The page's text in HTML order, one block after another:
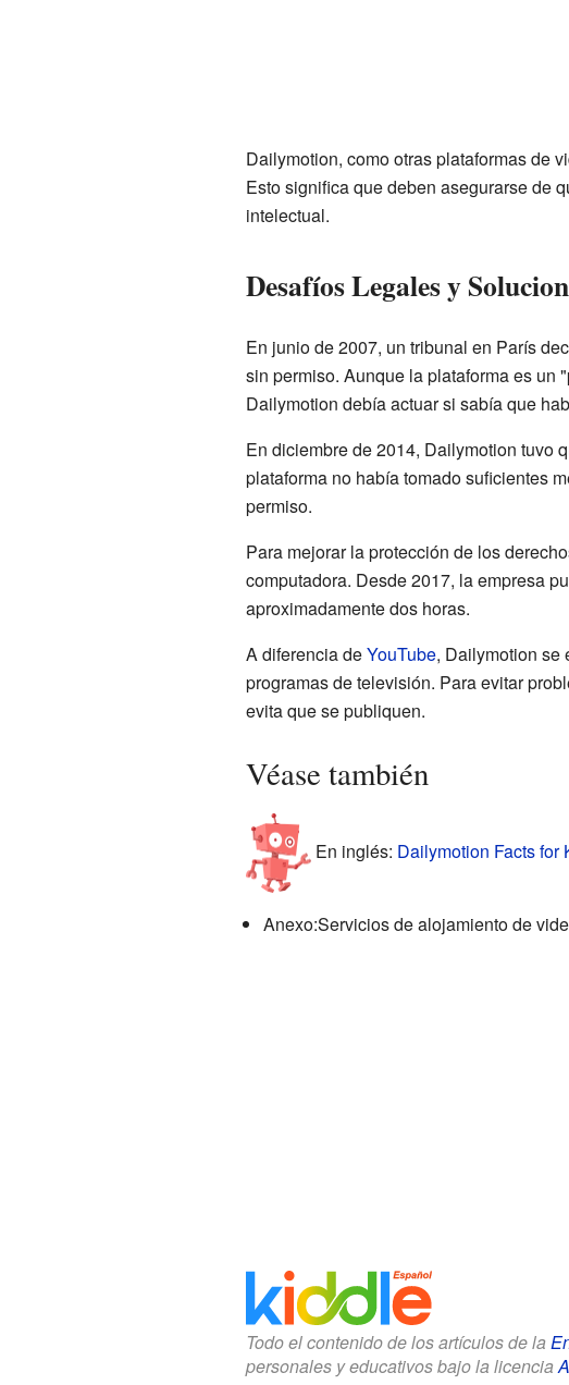
Dailymotion, como otras plataformas de
Esto significa que deben asegurarse de
intelectual.
Desafíos Legales y
En junio de 2007, un tribunal en París
sin permiso. Aunque la plataforma es un
Dailymotion debía actuar si sabía que
En diciembre de 2014, Dailymotion tuvo
plataforma no había tomado suficientes
permiso.
Para mejorar la protección de los
computadora. Desde 2017, la empresa
aproximadamente dos horas.
A diferencia deYouTube, Dailymotion se
programas de televisión. Para evitar
evita que se publiquen.
Véase también
En inglés: Dailymotion Facts for
Anexo:Servicios de alojamiento de
Todo el contenido de los artículos de la
personales y educativos bajo la licencia